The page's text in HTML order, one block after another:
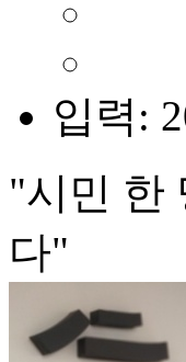
입력:
"시민 한
다"